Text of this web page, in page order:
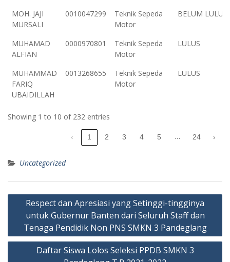
MOH. JAJI
MURSALI
0010047299
Teknik Sepeda
Motor
BELUM LULUS
MUHAMAD
ALFIAN
0000970801
Teknik Sepeda
Motor
LULUS
MUHAMMAD
FARIQ
UBAIDILLAH
0013268655
Teknik Sepeda
Motor
LULUS
Showing 1 to 10 of 232 entries
‹ 1 2 3 4 5 … 24 ›
Uncategorized
Post
navigation
Respect dan Apresiasi yang Setinggi-tingginya
untuk Gubernur Banten dari Seluruh Staff dan
Tenaga Pendidik Non PNS SMKN 3 Pandeglang
Daftar Siswa Lolos Seleksi PPDB SMKN 3